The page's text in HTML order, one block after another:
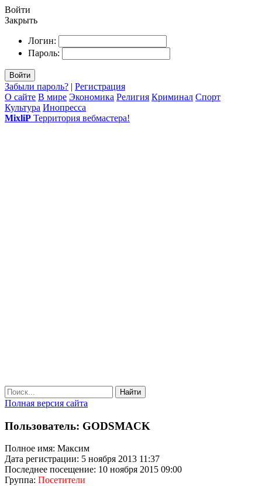
Войти
Закрыть
Логин:
Пароль:
Войти
Забыли пароль? | Регистрация
О сайте В мире Экономика Религия Криминал Спорт
Культура Инопресса
MixliP Территория вебмастера!
Найти
Полная версия сайта
Пользователь: GODSMACK
Полное имя: Максим
Дата регистрации: 5 ноября 2013 11:37
Последнее посещение: 10 ноября 2015 09:00
Группа: Посетители